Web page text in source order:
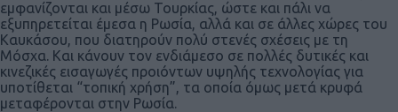
εμφανίζονται και μέσω Τουρκίας, ώστε και πάλι να
εξυπηρετείται έμεσα η Ρωσία, αλλά και σε άλλες χώρες του
Καυκάσου, που διατηρούν πολύ στενές σχέσεις με τη
Μόσχα. Και κάνουν τον ενδιάμεσο σε πολλές δυτικές και
κινεζικές εισαγωγές προιόντων υψηλής τεχνολογίας για
υποτίθεται “τοπική χρήση”, τα οποία όμως μετά κρυφά
μεταφέρονται στην Ρωσία.